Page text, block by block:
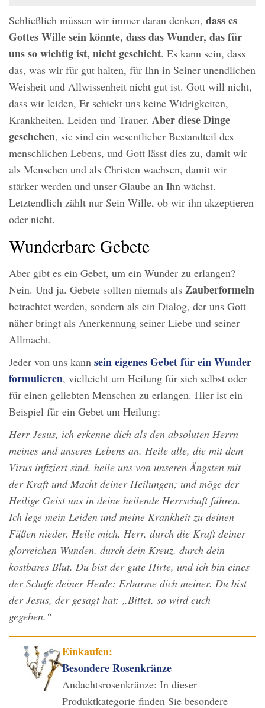
Schließlich müssen wir immer daran denken, dass es
Gottes Wille sein könnte, dass das Wunder, das für
uns so wichtig ist, nicht geschieht. Es kann sein, dass
das, was wir für gut halten, für Ihn in Seiner unendlichen
Weisheit und Allwissenheit nicht gut ist. Gott will nicht,
dass wir leiden, Er schickt uns keine Widrigkeiten,
Krankheiten, Leiden und Trauer. Aber diese Dinge
geschehen, sie sind ein wesentlicher Bestandteil des
menschlichen Lebens, und Gott lässt dies zu, damit wir
als Menschen und als Christen wachsen, damit wir
stärker werden und unser Glaube an Ihn wächst.
Letztendlich zählt nur Sein Wille, ob wir ihn akzeptieren
oder nicht.
Wunderbare Gebete
Aber gibt es ein Gebet, um ein Wunder zu erlangen?
Nein. Und ja. Gebete sollten niemals als Zauberformeln
betrachtet werden, sondern als ein Dialog, der uns Gott
näher bringt als Anerkennung seiner Liebe und seiner
Allmacht.
Jeder von uns kann sein eigenes Gebet für ein Wunder
formulieren, vielleicht um Heilung für sich selbst oder
für einen geliebten Menschen zu erlangen. Hier ist ein
Beispiel für ein Gebet um Heilung:
Herr Jesus, ich erkenne dich als den absoluten Herrn
meines und unseres Lebens an. Heile alle, die mit dem
Virus infiziert sind, heile uns von unseren Ängsten mit
der Kraft und Macht deiner Heilungen; und möge der
Heilige Geist uns in deine heilende Herrschaft führen.
Ich lege mein Leiden und meine Krankheit zu deinen
Füßen nieder. Heile mich, Herr, durch die Kraft deiner
glorreichen Wunden, durch dein Kreuz, durch dein
kostbares Blut. Du bist der gute Hirte, und ich bin eines
der Schafe deiner Herde: Erbarme dich meiner. Du bist
der Jesus, der gesagt hat: „Bittet, so wird euch
gegeben.“
Einkaufen:
Besondere Rosenkränze
Andachtsrosenkränze: In dieser
Produktkategorie finden Sie besondere